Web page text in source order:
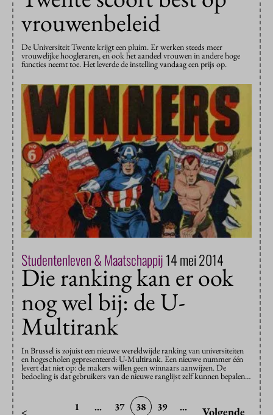
vrouwenbeleid
De Universiteit Twente krijgt een pluim. Er werken steeds meer
vrouwelijke hoogleraren, en ook het aandeel vrouwen in andere hoge
functies neemt toe. Het leverde de instelling vandaag een prijs op.
Studentenleven & Maatschappij14 mei 2014
Die ranking kan er ook
nog wel bij: de U-
Multirank
In Brussel is zojuist een nieuwe wereldwijde ranking van universiteiten
en hogescholen gepresenteerd: U-Multirank. Een nieuwe nummer één
levert dat niet op: de makers willen geen winnaars aanwijzen. De
bedoeling is dat gebruikers van de nieuwe ranglijst zelf kunnen bepalen…
< 1 ... 37 38 39 ... Volgende